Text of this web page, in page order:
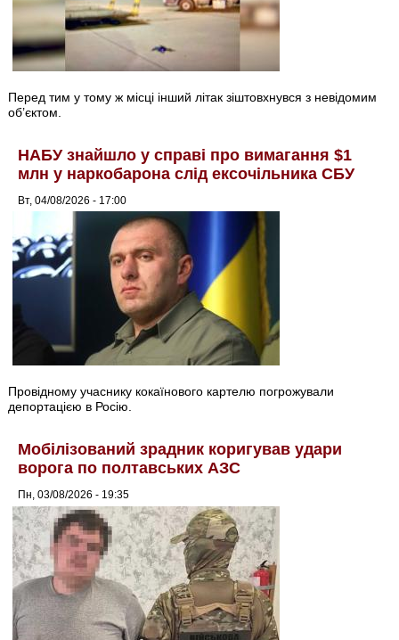
Перед тим у тому ж місці інший літак зіштовхнувся з невідомим
об’єктом.
НАБУ знайшло у справі про вимагання $1
млн у наркобарона слід ексочільника СБУ
Вт, 04/08/2026 - 17:00
Провідному учаснику кокаїнового картелю погрожували
депортацією в Росію.
Мобілізований зрадник коригував удари
ворога по полтавських АЗС
Пн, 03/08/2026 - 19:35